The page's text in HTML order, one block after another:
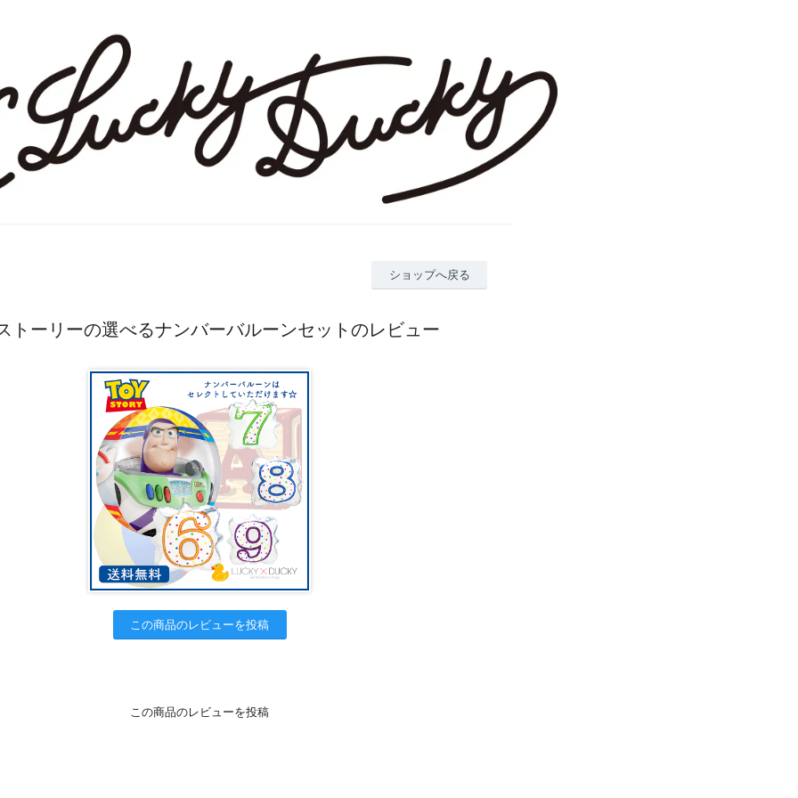
ショップへ戻る
トーリーの選べるナンバーバルーンセットのレビュー
この商品のレビューを投稿
この商品のレビューを投稿